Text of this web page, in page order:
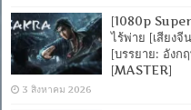
[1080p
ไร้พ่าย [เสียง
[บรรยาย: อัง
[MASTER]
3 สิงหาคม 2026